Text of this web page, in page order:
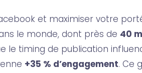
et maximiser votre
le monde, dont près de 40
le timing de publication
+35 % d’engagement. Ce